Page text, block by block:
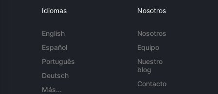
Idiomas
English
Español
Português
Deutsch
Más...
Nosotros
Nosotros
Equipo
Nuestro
blog
Contacto